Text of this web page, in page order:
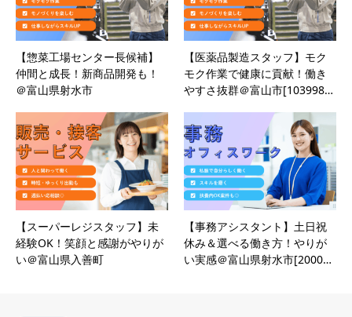
【惣菜工場センター長候補】
仲間と成長！新商品開発も！
＠富山県射水市
【医薬品製造スタッフ】モク
モク作業で健康に貢献！働き
やすさ抜群＠富山市[103998…
【スーパーレジスタッフ】未
経験OK！笑顔と感謝がやりが
い＠富山県入善町
【事務アシスタント】土日祝
休み＆選べる働き方！やりが
い実感＠富山県射水市[2000…